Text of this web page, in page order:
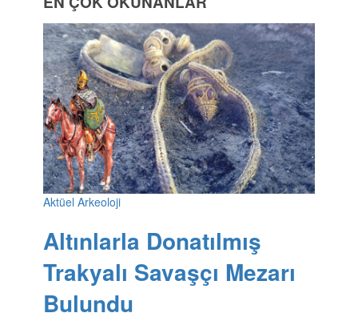
Aktüel Arkeoloji
Altınlarla Donatılmış
Trakyalı Savaşçı Mezarı
Bulundu